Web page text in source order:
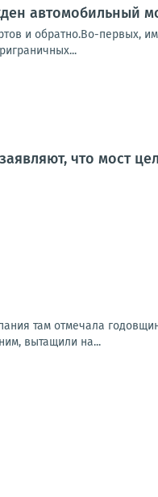
автомобильный
и обратно.Во-первых,
что мост
там отмечала
вытащили на...